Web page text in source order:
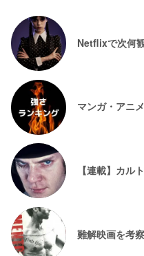
Netflixで次何
マンガ・アニ
【連載】カル
難解映画を考